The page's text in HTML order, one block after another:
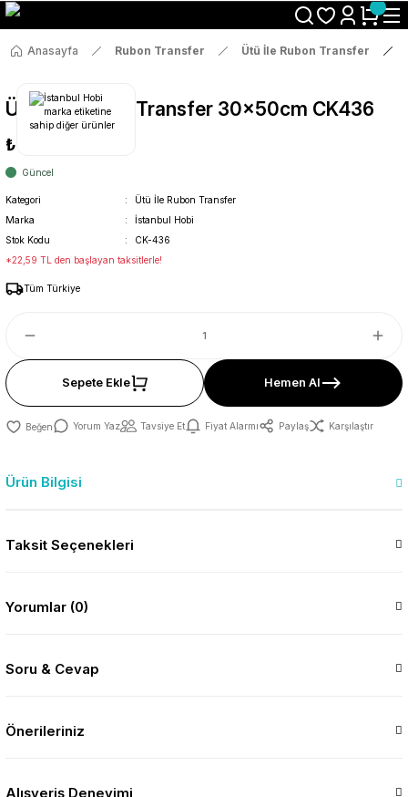
Size Özel "HG10" Koduyla Sepette Hemen %10 İndirimi Kaçırma
Anasayfa Rubon Transfer Ütü İle Rubon Transfer
Ütü İle Rub On Transfer 30x50cm CK436
₺119
Güncel
Kategori
Ütü İle Rubon Transfer
Marka
İstanbul Hobi
Stok Kodu
CK-436
*22,59 TL den başlayan taksitlerle!
Tüm Türkiye
Sepete Ekle Hemen Al
Yorum Yaz Tavsiye Et Fiyat Alarmı Paylaş Karşılaştır
Ürün Bilgisi
Taksit Seçenekleri
Yorumlar (0)
Soru & Cevap
Önerileriniz
Alışveriş Deneyimi